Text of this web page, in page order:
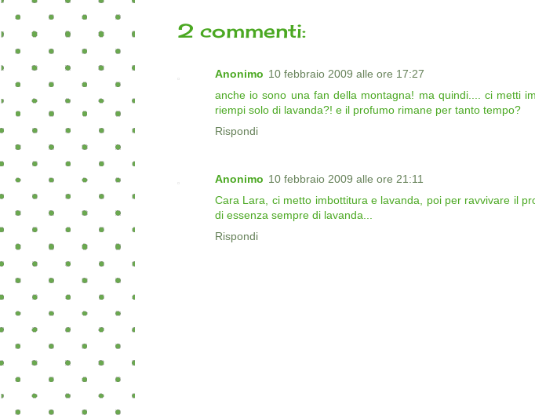
2 commenti:
Anonimo 10 febbraio 2009 alle ore 17:27
anche io sono una fan della montagna! ma quindi.... ci metti
riempi solo di lavanda?! e il profumo rimane per tanto tempo?
Rispondi
Anonimo 10 febbraio 2009 alle ore 21:11
Cara Lara, ci metto imbottitura e lavanda, poi per ravvivare il
di essenza sempre di lavanda...
Rispondi